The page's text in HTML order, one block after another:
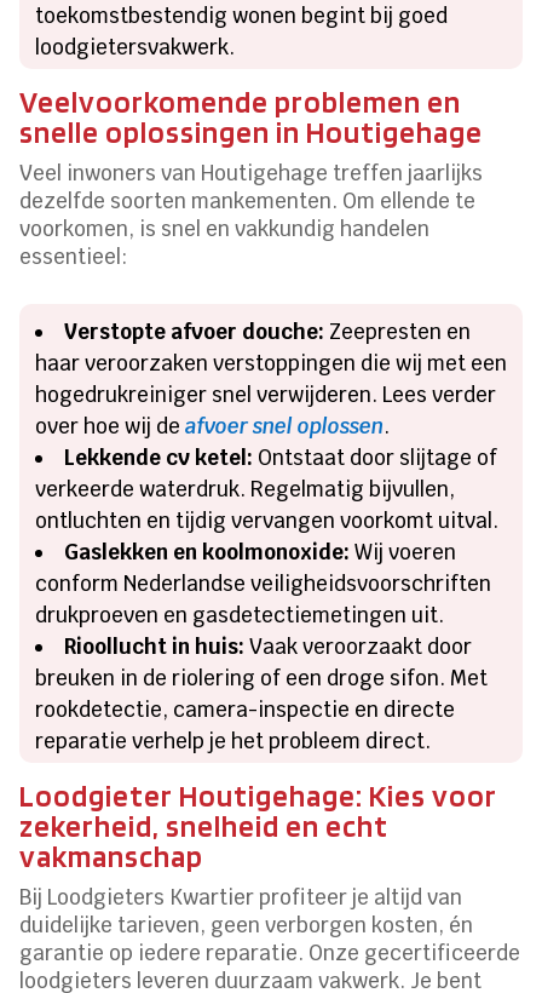
toekomstbestendig wonen begint bij goed
loodgietersvakwerk.
Veelvoorkomende problemen en
snelle oplossingen in Houtigehage
Veel inwoners van Houtigehage treffen jaarlijks
dezelfde soorten mankementen. Om ellende te
voorkomen, is snel en vakkundig handelen
essentieel:
Verstopte afvoer douche: Zeepresten en
haar veroorzaken verstoppingen die wij met een
hogedrukreiniger snel verwijderen. Lees verder
over hoe wij deafvoer snel oplossen.
Lekkende cv ketel: Ontstaat door slijtage of
verkeerde waterdruk. Regelmatig bijvullen,
ontluchten en tijdig vervangen voorkomt uitval.
Gaslekken en koolmonoxide: Wij voeren
conform Nederlandse veiligheidsvoorschriften
drukproeven en gasdetectiemetingen uit.
Rioollucht in huis: Vaak veroorzaakt door
breuken in de riolering of een droge sifon. Met
rookdetectie, camera-inspectie en directe
reparatie verhelp je het probleem direct.
Loodgieter Houtigehage: Kies voor
zekerheid, snelheid en echt
vakmanschap
Bij Loodgieters Kwartier profiteer je altijd van
duidelijke tarieven, geen verborgen kosten, én
garantie op iedere reparatie. Onze gecertificeerde
loodgieters leveren duurzaam vakwerk. Je bent